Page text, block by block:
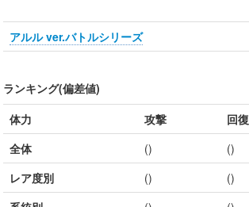
アルル ver.バトルシリーズ
ランキング(偏差値)
体力
攻撃
回復
全体
() ()
レア度別
() ()